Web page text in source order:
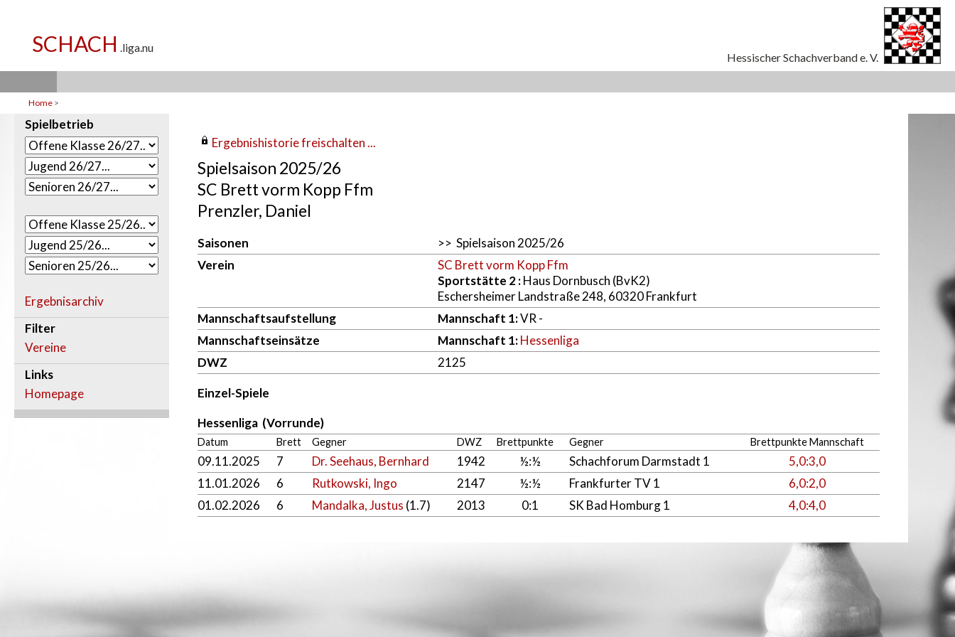
Home >
Spielbetrieb
Ergebnisarchiv
Filter
Vereine
Links
Homepage
Ergebnishistorie freischalten ...
Spielsaison 2025/26
SC Brett vorm Kopp Ffm
Prenzler, Daniel
Saisonen
>> Spielsaison 2025/26
Verein
SC Brett vorm Kopp Ffm
Sportstätte 2:Haus Dornbusch (BvK2)
Eschersheimer Landstraße 248, 60320 Frankfurt
Mannschaftsaufstellung
Mannschaft 1:VR -
Mannschaftseinsätze
Mannschaft 1:Hessenliga
DWZ
2125
Einzel-Spiele
Hessenliga (Vorrunde)
Datum Brett Gegner DWZ Brettpunkte Gegner Brettpunkte Mannschaft
09.11.2025 7 Dr. Seehaus, Bernhard 1942 ½:½ Schachforum Darmstadt 1
5,0:3,0
11.01.2026
6 Rutkowski, Ingo 2147 ½:½ Frankfurter TV 1
6,0:2,0
01.02.2026
6 Mandalka, Justus (1.7) 2013 0:1 SK Bad Homburg 1 4,0:4,0